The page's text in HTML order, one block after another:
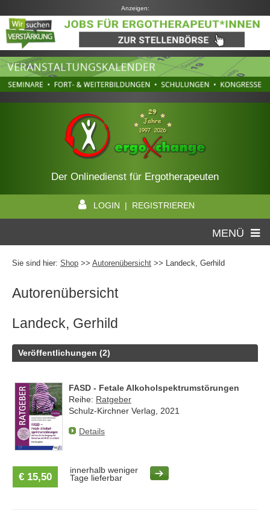
Anzeigen:
Der Onlinedienst für Ergotherapeuten
LOGIN | REGISTRIEREN
MENÜ
Sie sind hier: Shop >> Autorenübersicht >> Landeck, Gerhild
Autorenübersicht
Landeck, Gerhild
Veröffentlichungen (2)
FASD - Fetale Alkoholspektrumstörungen
Reihe: Ratgeber
Schulz-Kirchner Verlag, 2021
Details
€ 15,50
innerhalb weniger
Tage lieferbar